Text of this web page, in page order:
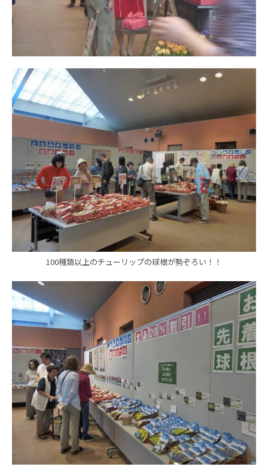
100種類以上のチューリップの球根が勢ぞろい！！